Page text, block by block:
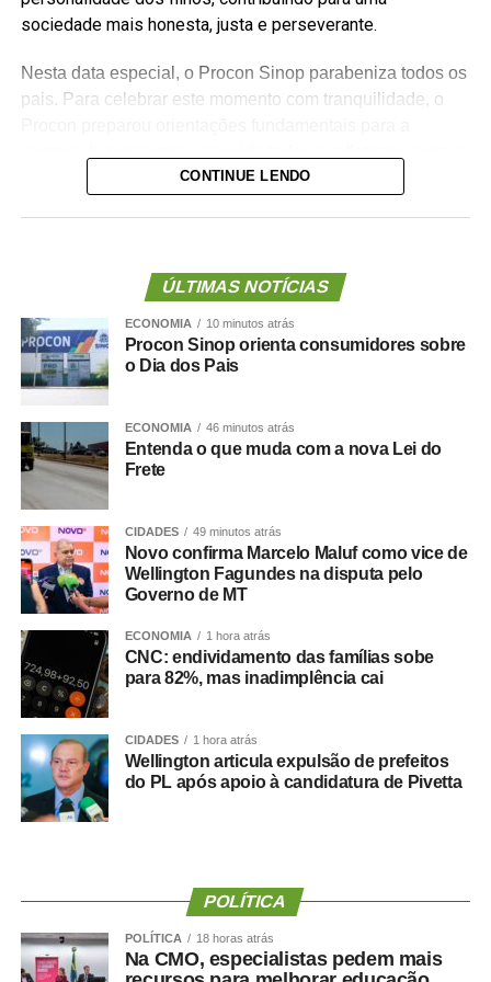
sociedade mais honesta, justa e perseverante.
Nesta data especial, o Procon Sinop parabeniza todos os
pais. Para celebrar este momento com tranquilidade, o
importância do combate à inadimplência, promovendo o
Antes de realizar uma compra, reflita bem. Avalie o
evitando comprometer as finanças a longo prazo.
Dê prioridade às compras à vista.Compare valores
em diferentes estabelecimentos físicos e virtuais
Avalie bem o produto antes de efetivar a compra.
Dê preferência ao comércio local e regional.
Lembre-se: a troca de produtos adquiridos em
estabelecimentos presenciais (quando não há
defeito ou vício) não é obrigatória por lei e fica
condicionada à política de troca de cada loja.
Em caso de compras remotas, virtuais ou
telefônicas, o consumidor tem o prazo de sete
dias para desistir da compra, contados a partir da
data de recebimento do produto. O cancelamento
não exige justificativa, bastando a simples vontade
do adquirente.
É necessário redobrar os cuidados nas compras
virtuais. Não clique em links sem realizar uma
loja é oficial e se possui o “cadeado” de segurança.
Acesse os comentários e as avaliações de
compradores anteriores.
CONTINUE LENDO
ÚLTIMAS NOTÍCIAS
ECONOMIA 10 minutos atrás
Procon Sinop orienta consumidores sobre
o Dia dos Pais
ECONOMIA 46 minutos atrás
Entenda o que muda com a nova Lei do
Frete
CIDADES 49 minutos atrás
Novo confirma Marcelo Maluf como vice de
Wellington Fagundes na disputa pelo
Governo de MT
ECONOMIA 1 hora atrás
CNC: endividamento das famílias sobe
para 82%, mas inadimplência cai
CIDADES 1 hora atrás
Wellington articula expulsão de prefeitos
do PL após apoio à candidatura de Pivetta
POLÍTICA
POLÍTICA 18 horas atrás
Na CMO, especialistas pedem mais